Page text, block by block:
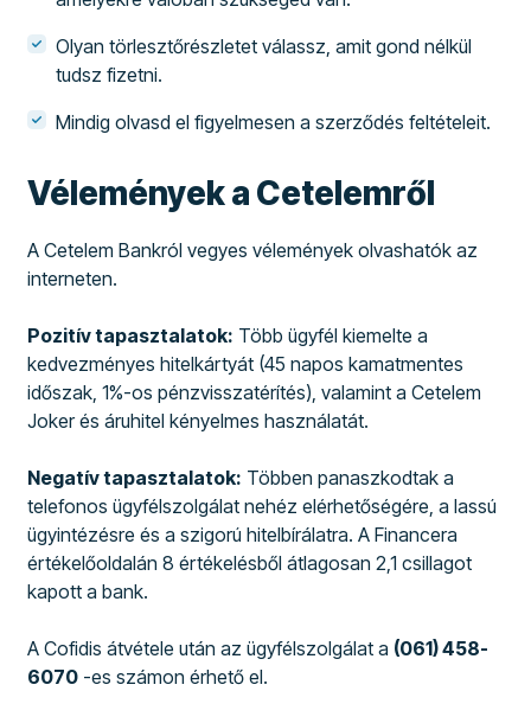
Olyan törlesztőrészletet válassz, amit gond nélkül
tudsz fizetni.
Mindig olvasd el figyelmesen a szerződés feltételeit.
Vélemények a Cetelemről
A Cetelem Bankról vegyes vélemények olvashatók az
interneten.
Pozitív tapasztalatok: Több ügyfél kiemelte a
kedvezményes hitelkártyát (45 napos kamatmentes
időszak, 1%-os pénzvisszatérítés), valamint a Cetelem
Joker és áruhitel kényelmes használatát.
Negatív tapasztalatok: Többen panaszkodtak a
telefonos ügyfélszolgálat nehéz elérhetőségére, a lassú
ügyintézésre és a szigorú hitelbírálatra. A Financera
értékelőoldalán 8 értékelésből átlagosan 2,1 csillagot
kapott a bank.
A Cofidis átvétele után az ügyfélszolgálat a (061) 458-
6070 -es számon érhető el.